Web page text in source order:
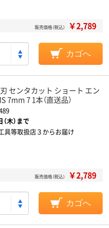
販売価格（税込） ￥2,789
カゴへ
センタカット ショート エン
7mm 7 1本（直送品）
木）まで
具等取扱店３からお届け
販売価格（税込） ￥2,789
カゴへ